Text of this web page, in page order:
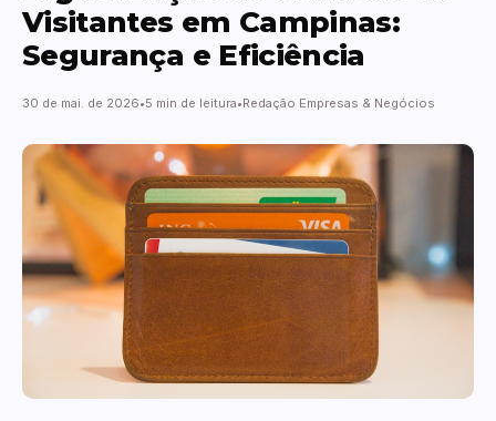
Visitantes em Campinas:
Segurança e Eficiência
30 de mai. de 2026 5 min de leitura Redação Empresas & Negócios